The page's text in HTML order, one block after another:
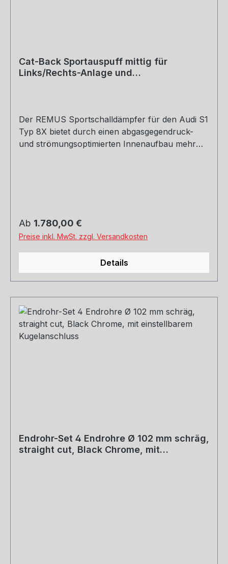
Cat-Back Sportauspuff mittig für
Links/Rechts-Anlage und
Der REMUS Sportschalldämpfer für den Audi S1
Typ 8X bietet durch einen abgasgegendruck-
und strömungsoptimierten Innenaufbau mehr
Serienprodukten unterscheiden.Der im
Lieferumfang enthaltene Stellmotor sorgt in
Kombination mit der Serienelektronik des
Fahrzeuges für die exakte Ansteuerung der
unterschiedlichen Klappenpositionen.Serienrohr
Ø 65 mmREMUS Rohr Ø 70 mmCat-Back-
Verbindung mit Vorschalldämpfer 045015 0300.
Kein Beschneiden der Serienanlage notwendig!
Regulärer Preis:
Ab 1.780,00 €
Preise inkl. MwSt. zzgl. Versandkosten
Details
Endrohr-Set 4 Endrohre Ø 102 mm schräg,
straight cut, Black Chrome, mit